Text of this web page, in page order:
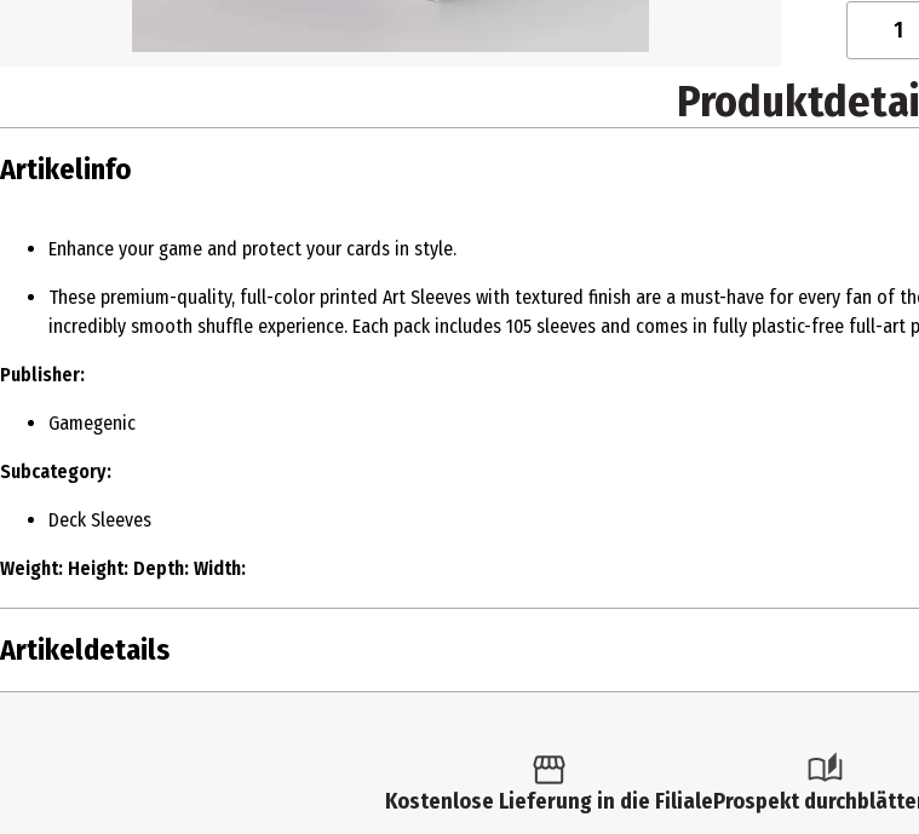
1
Artikelinfo
Enhance your game and protect your cards in style.
These premium-quality, full-color printed Art Sleeves with textured finish are a must-have for every fan of
incredibly smooth shuffle experience. Each pack includes 105 sleeves and comes in fully plastic-free full-art
Publisher:
Gamegenic
Subcategory:
Deck Sleeves
Weight: Height: Depth: Width:
Artikeldetails
Kostenlose Lieferung in die FilialeProspekt